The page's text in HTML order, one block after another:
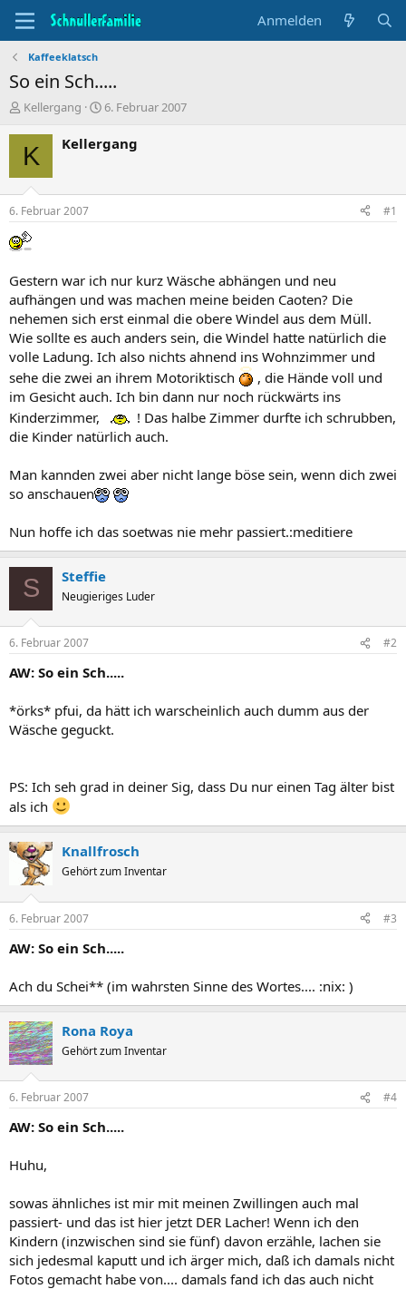
Anmelden
Kaffeeklatsch
So ein Sch.....
T
e
m
n
s
t
a
r
e
r
Kellergang
B
g
i
a
6. Februar 2007
K Kellergang
6. Februar 2007 #1
Gestern war ich nur kurz Wäsche abhängen und neu
aufhängen und was machen meine beiden Caoten? Die
nehemen sich erst einmal die obere Windel aus dem Müll.
Wie sollte es auch anders sein, die Windel hatte natürlich die
volle Ladung. Ich also nichts ahnend ins Wohnzimmer und
sehe die zwei an ihrem Motoriktisch
, die Hände voll und
im Gesicht auch. Ich bin dann nur noch rückwärts ins
Kinderzimmer,
! Das halbe Zimmer durfte ich schrubben,
die Kinder natürlich auch.
Man kannden zwei aber nicht lange böse sein, wenn dich zwei
so anschauen
Nun hoffe ich das soetwas nie mehr passiert.:meditiere
S Steffie
Neugieriges Luder
6. Februar 2007 #2
AW: So ein Sch.....
*örks* pfui, da hätt ich warscheinlich auch dumm aus der
Wäsche geguckt.
PS: Ich seh grad in deiner Sig, dass Du nur einen Tag älter bist
als ich
Knallfrosch
Gehört zum Inventar
6. Februar 2007 #3
AW: So ein Sch.....
Ach du Schei** (im wahrsten Sinne des Wortes.... :nix: )
Rona Roya
Gehört zum Inventar
6. Februar 2007 #4
AW: So ein Sch.....
Huhu,
sowas ähnliches ist mir mit meinen Zwillingen auch mal
passiert- und das ist hier jetzt DER Lacher! Wenn ich den
Kindern (inzwischen sind sie fünf) davon erzähle, lachen sie
sich jedesmal kaputt und ich ärger mich, daß ich damals nicht
Fotos gemacht habe von.... damals fand ich das auch nicht